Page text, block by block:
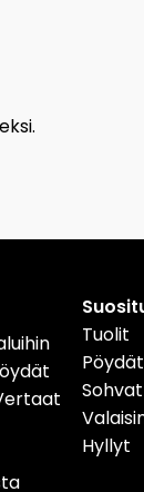
Tuolit
Pöydät
Sohvat
Hyllyt